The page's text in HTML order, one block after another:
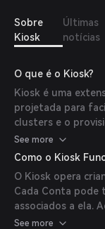
Sobre
Kiosk
Últimas
notícias
O que é o Kiosk?
Kiosk é uma
projetada para
clusters e o
Ele permite que
dentro de um
See more
Como o Kiosk
O Kiosk opera
Cada Conta pode
associados a ela.
número de
See more